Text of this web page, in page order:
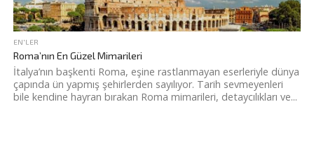
EN'LER
Roma’nın En Güzel Mimarileri
İtalya’nın başkenti Roma, eşine rastlanmayan eserleriyle dünya
çapında ün yapmış şehirlerden sayılıyor. Tarih sevmeyenleri
bile kendine hayran bırakan Roma mimarileri, detaycılıkları ve...